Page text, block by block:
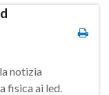
notizia
fisica ai led.